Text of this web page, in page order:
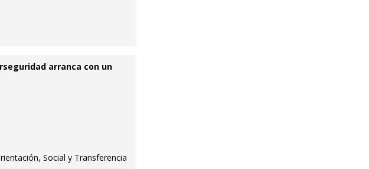
arranca con un
Social y Transferencia